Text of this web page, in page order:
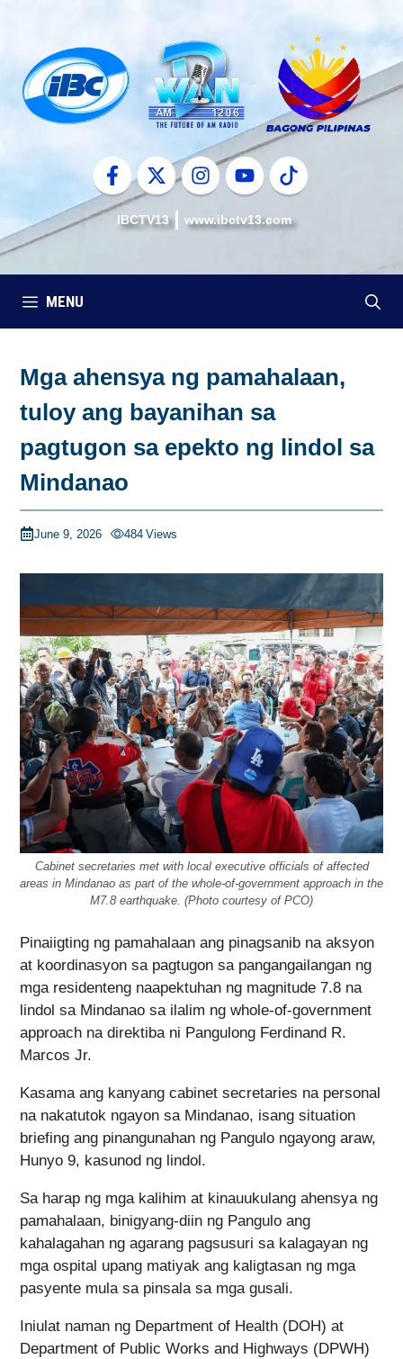
content
IBCTV13 www.ibctv13.com
MENU
Mga ahensya ng pamahalaan,
tuloy ang bayanihan sa
pagtugon sa epekto ng lindol sa
Mindanao
June 9, 2026 484 Views
Cabinet secretaries met with local executive officials of affected
areas in Mindanao as part of the whole-of-government approach in the
M7.8 earthquake. (Photo courtesy of PCO)
Pinaiigting ng pamahalaan ang pinagsanib na aksyon
at koordinasyon sa pagtugon sa pangangailangan ng
mga residenteng naapektuhan ng magnitude 7.8 na
lindol sa Mindanao sa ilalim ng whole-of-government
approach na direktiba ni Pangulong Ferdinand R.
Marcos Jr.
Kasama ang kanyang cabinet secretaries na personal
na nakatutok ngayon sa Mindanao, isang situation
briefing ang pinangunahan ng Pangulo ngayong araw,
Hunyo 9, kasunod ng lindol.
Sa harap ng mga kalihim at kinauukulang ahensya ng
pamahalaan, binigyang-diin ng Pangulo ang
kahalagahan ng agarang pagsusuri sa kalagayan ng
mga ospital upang matiyak ang kaligtasan ng mga
pasyente mula sa pinsala sa mga gusali.
Iniulat naman ng Department of Health (DOH) at
Department of Public Works and Highways (DPWH)